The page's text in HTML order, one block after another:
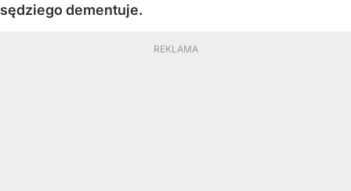
sędziego dementuje.